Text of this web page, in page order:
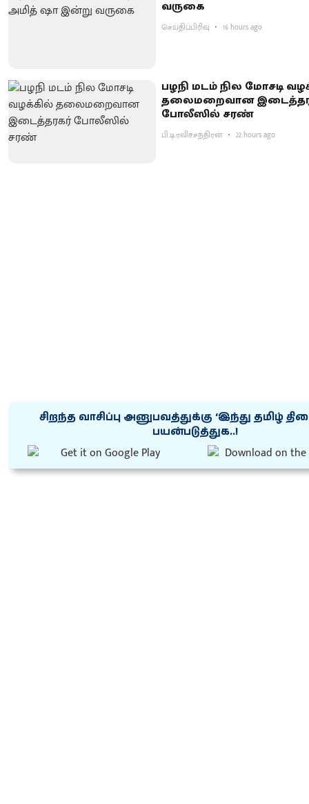
வருகை
செய்திப்பிரிவு 16 hours ago
பழநி மடம் நில மோசடி
தலைமறைவான
போலீஸில் சரண்
பி.டி.ரவிச்சந்திரன் 22 hours ago
சிறந்த வாசிப்பு அனுபவத்துக்கு ‘இந்து தமிழ்
பயன்படுத்துக..!